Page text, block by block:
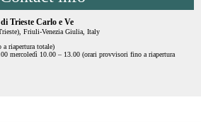
Trieste Carlo e Ve
Friuli-Venezia Giulia, Italy
riapertura totale)
mercoledì 10.00 – 13.00 (orari provvisori fino a riapertura